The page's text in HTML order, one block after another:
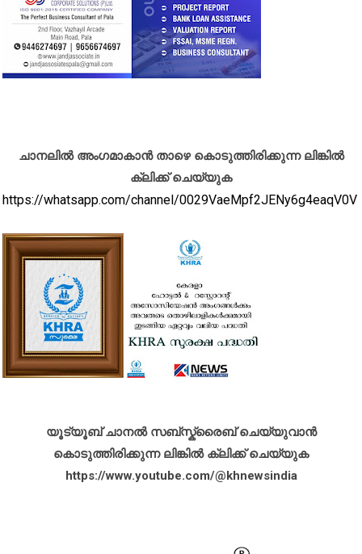
ചാനലിൽ അംഗമാകാൻ താഴെ കൊടുത്തിരിക്കുന്ന ലിങ്കിൽ
ക്ലിക്ക് ചെയ്യുക
https://whatsapp.com/channel/0029VaeMpf2JENy6g4eaqV0V
യൂട്യൂബ് ചാനൽ സബ്സ്ക്രൈബ് ചെയ്യുവാൻ
കൊടുത്തിരിക്കുന്ന ലിങ്കിൽ ക്ലിക്ക് ചെയ്യുക
https://www.youtube.com/@khnewsindia